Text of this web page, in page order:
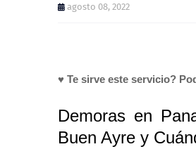
agosto 08, 2022
♥ Te sirve este servicio?
Demoras en
Buen Ayre y